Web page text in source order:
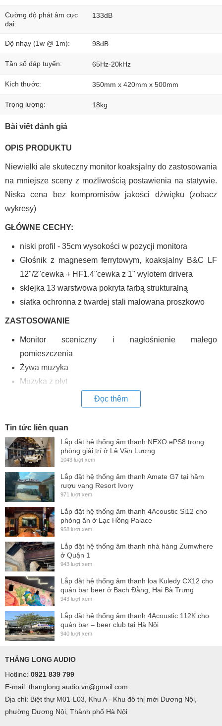
Cường độ phát âm cực
đại:
133dB
Độ nhạy (1w @ 1m): 98dB
Tần số đáp tuyến: 65Hz-20kHz
Kích thước: 350mm x 420mm x 500mm
Trọng lượng: 18kg
Bài viết đánh giá
OPIS PRODUKTU
Niewielki ale skuteczny monitor koaksjalny do zastosowania
na mniejsze sceny z możliwością postawienia na statywie.
Niska cena bez kompromisów jakości dźwięku (zobacz
wykresy)
GŁÓWNE CECHY:
niski profil - 35cm wysokości w pozycji monitora
Głośnik z magnesem ferrytowym, koaksjalny B&C LF
12"/2"cewka + HF1.4"cewka z 1" wylotem drivera
sklejka 13 warstwowa pokryta farbą strukturalną
siatka ochronna z twardej stali malowana proszkowo
ZASTOSOWANIE
Monitor sceniczny i nagłośnienie małego
pomieszczenia
Żywa muzyka
Muzyka z płyt
Đọc thêm
Tin tức liên quan
Lắp đặt hệ thống ấm thanh NEXO ePS8 trong
phòng giải trí ở Lê Văn Lương
1043 lượt xem
Lắp đặt hệ thống âm thanh Amate G7 tại hầm
rượu vang Resort Ivory
971 lượt xem
Lắp đặt hệ thống âm thanh 4Acoustic Si12 cho
phòng ăn ở Lạc Hồng Palace
958 lượt xem
Lắp đặt hệ thống âm thanh nhà hàng Zumwhere
ở Quận 1
943 lượt xem
Lắp đặt hệ thống âm thanh loa Kuledy CX12 cho
quán bar beer ở Bạch Đằng, Hai Bà Trưng
943 lượt xem
Lắp đặt hệ thống âm thanh 4Acoustic 112K cho
quán bar – beer club tại Hà Nội
940 lượt xem
THĂNG LONG AUDIO
Hotline: 0921 839 799
E-mail: thanglong.audio.vn@gmail.com
Địa chỉ: Biệt thự M01-L03, Khu A - Khu đô thị mới Dương Nội,
phường Dương Nội, Thành phố Hà Nội